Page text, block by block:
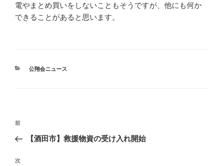
電やまとめ買いをしないこともそうですが、他にも何か
できることがあると思います。
カ
公翔会ニュース
投
ナ
ビ
前
の
稿
前
【酒田市】救援物資の受け入れ開始
次
次